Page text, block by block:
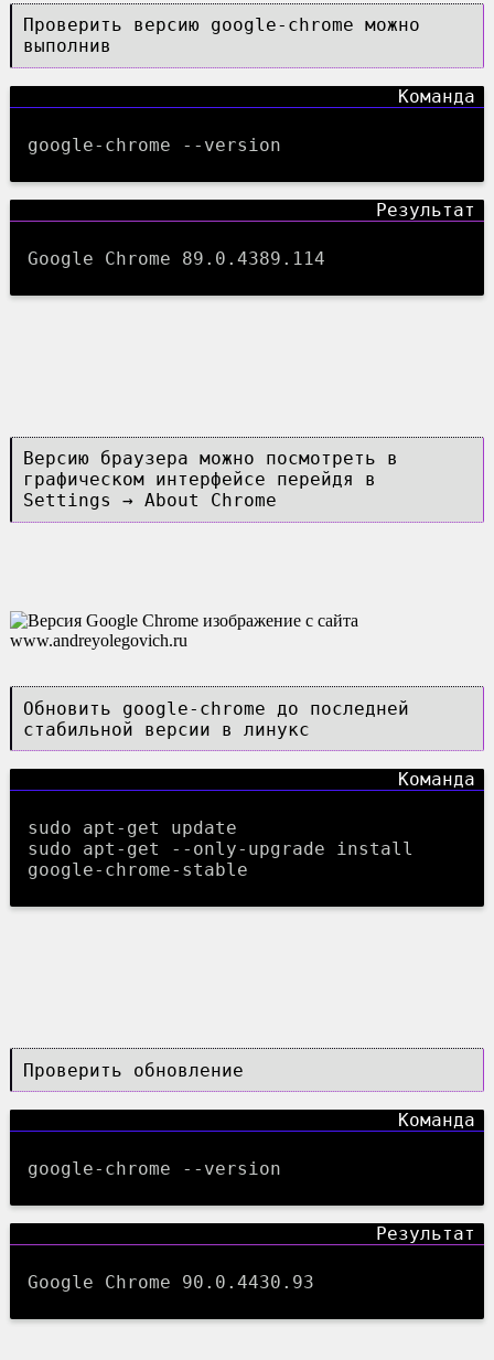
Проверить версию google-chrome можно
выполнив
google-chrome --version
Google Chrome 89.0.4389.114
Версию браузера можно посмотреть в
графическом интерфейсе перейдя в
Settings → About Chrome
Обновить google-chrome до последней
стабильной версии в линукс
sudo apt-get update
sudo apt-get --only-upgrade install
google-chrome-stable
Проверить обновление
google-chrome --version
Google Chrome 90.0.4430.93